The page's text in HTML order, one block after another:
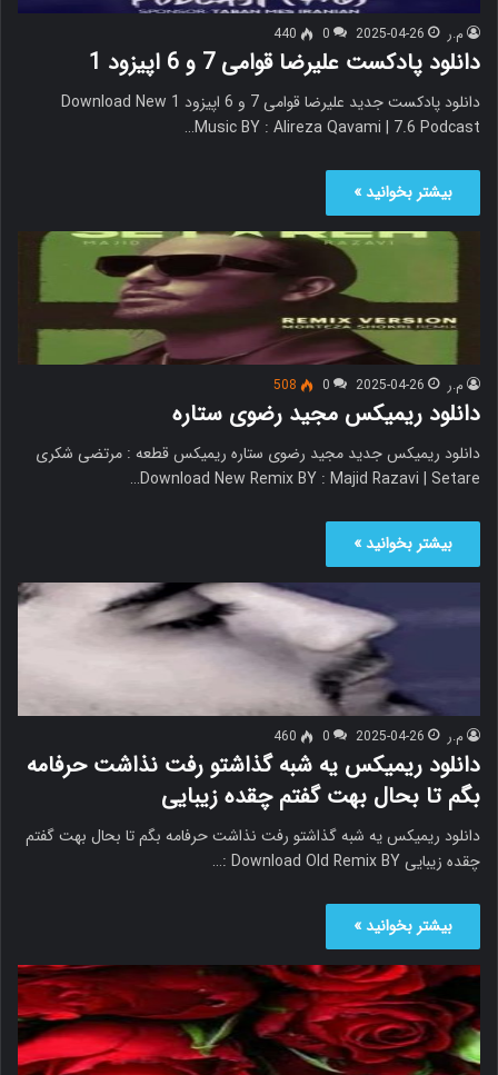
م.ر 2025-04-26
0
440
دانلود پادکست علیرضا قوامی 7 و 6 اپیزود 1
دانلود پادکست جدید علیرضا قوامی 7 و 6 اپیزود 1 Download New
Music BY : Alireza Qavami | 7.6 Podcast…
بیشتر بخوانید »
م.ر 2025-04-26
0
508
دانلود ریمیکس مجید رضوی ستاره
دانلود ریمیکس جدید مجید رضوی ستاره ریمیکس قطعه : مرتضی شکری
Download New Remix BY : Majid Razavi | Setare…
بیشتر بخوانید »
م.ر 2025-04-26
0
460
دانلود ریمیکس یه شبه گذاشتو رفت نذاشت حرفامه
بگم تا بحال بهت گفتم چقده زیبایی
دانلود ریمیکس یه شبه گذاشتو رفت نذاشت حرفامه بگم تا بحال بهت گفتم
چقده زیبایی Download Old Remix BY :…
بیشتر بخوانید »